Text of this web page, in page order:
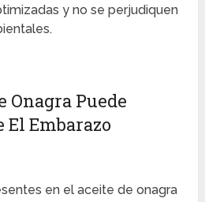
y no se perjudiquen
Puede
Embarazo
en el aceite de onagra